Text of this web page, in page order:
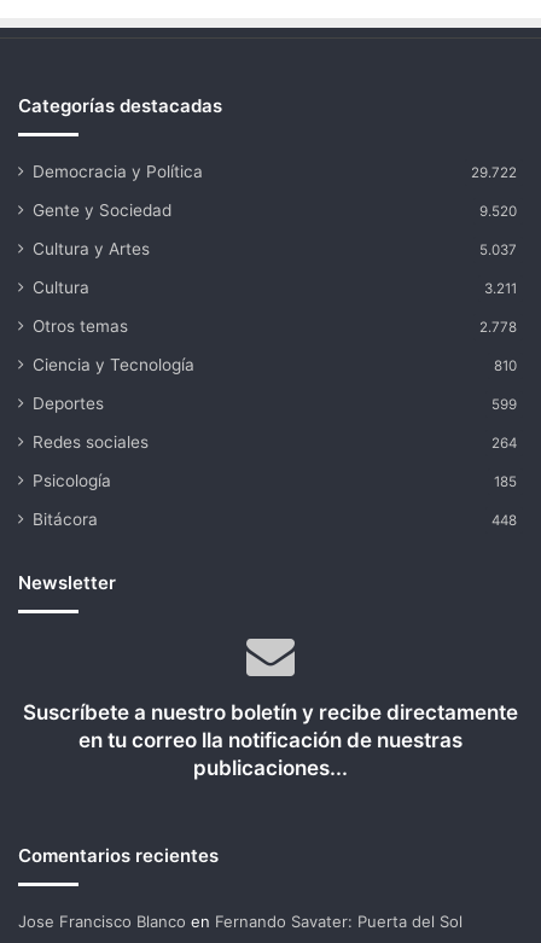
Categorías destacadas
Democracia y Política 29.722
Gente y Sociedad 9.520
Cultura y Artes 5.037
Cultura 3.211
Otros temas 2.778
Ciencia y Tecnología 810
Deportes 599
Redes sociales 264
Psicología 185
Bitácora 448
Newsletter
Suscríbete a nuestro boletín y recibe directamente
en tu correo lla notificación de nuestras
publicaciones...
Comentarios recientes
Jose Francisco Blanco en Fernando Savater: Puerta del Sol